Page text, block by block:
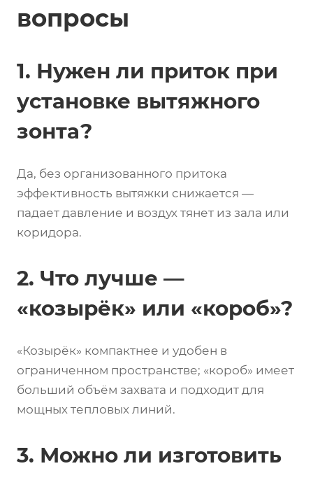
вопросы
1. Нужен ли приток при
установке вытяжного
зонта?
Да, без организованного притока
эффективность вытяжки снижается —
падает давление и воздух тянет из зала или
коридора.
2. Что лучше —
«козырёк» или «короб»?
«Козырёк» компактнее и удобен в
ограниченном пространстве; «короб» имеет
больший объём захвата и подходит для
мощных тепловых линий.
3. Можно ли изготовить